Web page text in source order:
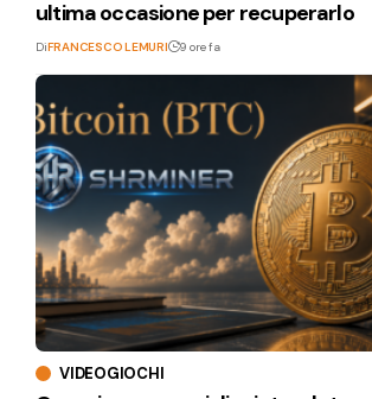
ultima occasione per recuperarlo
DiFRANCESCO LEMURI 9 ore fa
VIDEOGIOCHI